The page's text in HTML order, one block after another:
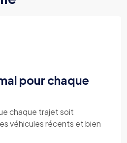
pour chaque
chaque trajet soit
véhicules récents et bien